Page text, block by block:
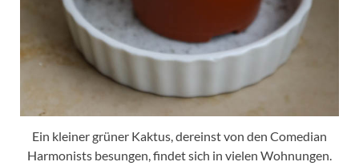
Ein kleiner grüner Kaktus, dereinst von den Comedian
Harmonists besungen, findet sich in vielen Wohnungen.